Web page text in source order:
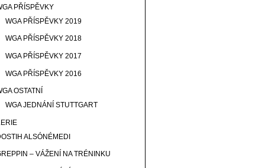
PŘÍSPĚVKY
WGA PŘÍSPĚVKY 2019
WGA PŘÍSPĚVKY 2018
WGA PŘÍSPĚVKY 2017
WGA PŘÍSPĚVKY 2016
OSTATNÍ
WGA JEDNÁNÍ STUTTGART
ALSÓNÉMEDI
– VÁŽENÍ NA TRÉNINKU